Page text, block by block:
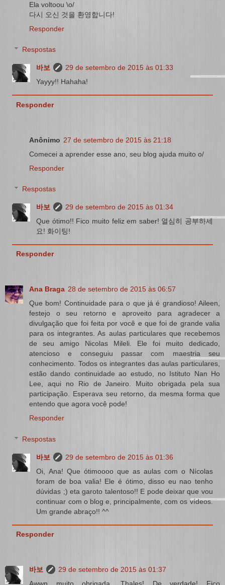
Ela voltoou \o/
다시 오신 것을 환영합니다!
Responder
Respostas
바보
29 de setembro de 2015 às 01:33
Yayyy!! Hahaha!
Responder
Anônimo 27 de setembro de 2015 às 21:18
Comecei a aprender esse ano, seu blog ajuda muito o/
Responder
Respostas
바보
29 de setembro de 2015 às 01:34
Que ótimo!! Fico muito feliz em saber! 열심히 공부하세
요! 화이팅!
Responder
Ana Braga 28 de setembro de 2015 às 06:57
Que bom! Continuidade para o que já é grandioso! Aileen,
festejo o seu retorno e aproveito para agradecer a
divulgação que foi feita por você e que foi de grande valia
para os integrantes. As aulas particulares que recebemos
de seu amigo Nicolas Mileli. Ele foi muito dedicado,
atencioso e conseguiu passar com maestria seu
conhecimento. Todos os integrantes das aulas particulares,
estão dando continuidade ao estudo, no Istituto Nan Ho
Lee, aqui no Rio de Janeiro. Muito obrigada pela sua
participação. Esperava seu retorno, da mesma forma que
entendo que agora você pode!
Responder
Respostas
바보
29 de setembro de 2015 às 01:36
Oi, Ana! Que ótimoooo que as aulas com o Nícolas
foram de boa valia! Ele é ótimo, disso eu nao tenho
dúvidas ;) eta garoto talentoso!! E pode deixar que vou
continuar com o blog e, principalmente, com os vídeos.
Um grande abraço!! ^^
Responder
바보
29 de setembro de 2015 às 01:37